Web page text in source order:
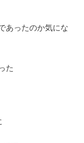
あったのか気にな
た